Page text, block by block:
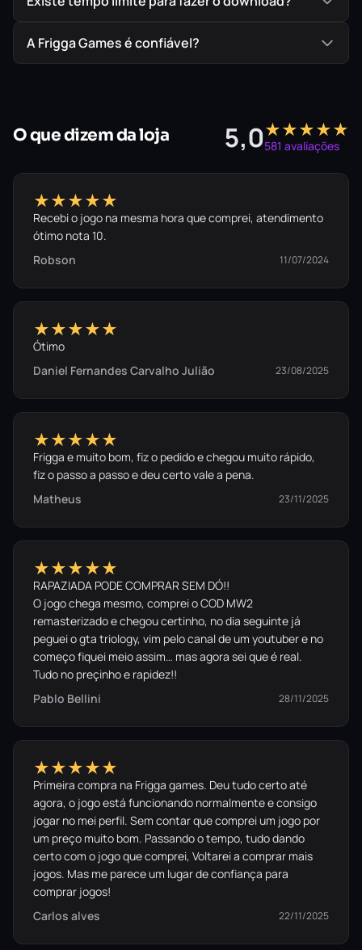
mares para devorar, explorar e evoluir até o topo da
cadeia alimentar enquanto revela uma vasta
conspiração.
A Frigga Games é confiável?
O que dizem da loja 5,0★★★★★
581 avaliações
★★★★★
Recebi o jogo na mesma hora que comprei, atendimento
ótimo nota 10.
Robson
11/07/2024
★★★★★
Ótimo
Daniel Fernandes Carvalho Julião
23/08/2025
★★★★★
Frigga e muito bom, fiz o pedido e chegou muito rápido,
fiz o passo a passo e deu certo vale a pena.
Matheus
23/11/2025
★★★★★
RAPAZIADA PODE COMPRAR SEM DÓ!!
O jogo chega mesmo, comprei o COD MW2
remasterizado e chegou certinho, no dia seguinte já
peguei o gta triology, vim pelo canal de um youtuber e no
começo fiquei meio assim… mas agora sei que é real.
Tudo no preçinho e rapidez!!
Pablo Bellini
28/11/2025
★★★★★
Primeira compra na Frigga games. Deu tudo certo até
agora, o jogo está funcionando normalmente e consigo
jogar no mei perfil. Sem contar que comprei um jogo por
um preço muito bom. Passando o tempo, tudo dando
certo com o jogo que comprei, Voltarei a comprar mais
jogos. Mas me parece um lugar de confiança para
comprar jogos!
Carlos alves
22/11/2025